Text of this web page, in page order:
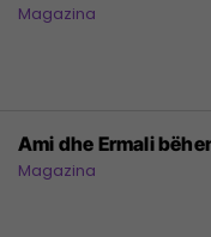
Magazina
Ami dhe Ermali
Magazina